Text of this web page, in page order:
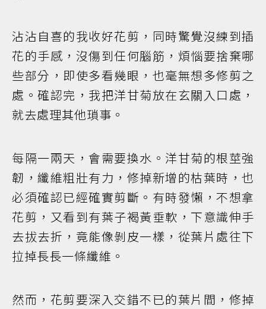
沾沾自喜的我收好花剪，同時驚覺沒練到插
花的手感，沒傷到任何腦筋，煩惱要捨棄哪
些部分，即使多看幾眼，也毫無想多修剪之
處。確認完，我把洋甘菊放在玄關入口處，
就去處理其他瑣事。
每隔一兩天，會需要換水。洋甘菊的根莖強
韌，纖維粗壯有力，修掉新增的枯葉時，也
必須確認已經確實剪斷。有時發懶，不想拿
花剪，又看到有葉子褐黃垂軟，下意識伸手
去拔去折，竟能像剝皮一樣，從葉片處往下
拉掉長長一條纖維。
然而，花剪要深入交錯不已的葉片間，修掉